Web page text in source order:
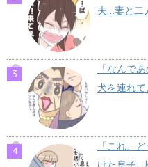
夫…妻と二
「なんで
犬を連れて
「これ、